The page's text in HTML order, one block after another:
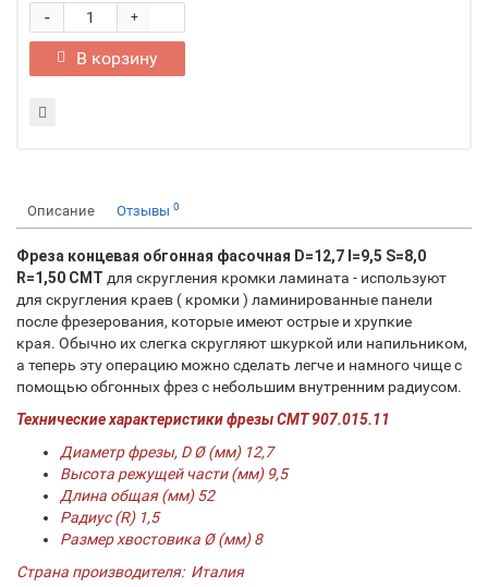
+
-
В корзину
Описание Отзывы 0
Фреза концевая обгонная фасочная D=12,7 I=9,5 S=8,0
R=1,50 CMT для скругления кромки ламината - используют
для скругления краев ( кромки ) ламинированные панели
после фрезерования, которые имеют острые и хрупкие
края. Обычно их слегка скругляют шкуркой или напильником,
а теперь эту операцию можно сделать легче и намного чище с
помощью обгонных фрез с небольшим внутренним радиусом.
Технические характеристики фрезы СМТ 907.015.11
Диаметр фрезы, D Ø (мм) 12,7
Высота режущей части (мм) 9,5
Длина общая (мм) 52
Радиус (R) 1,5
Размер хвостовика Ø (мм) 8
Страна производителя: Италия